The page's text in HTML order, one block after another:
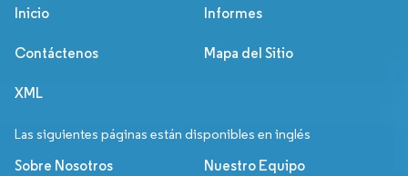
Inicio Informes
Contáctenos Mapa del Sitio
XML
Las siguientes páginas están disponibles en inglés
Sobre Nosotros Nuestro Equipo